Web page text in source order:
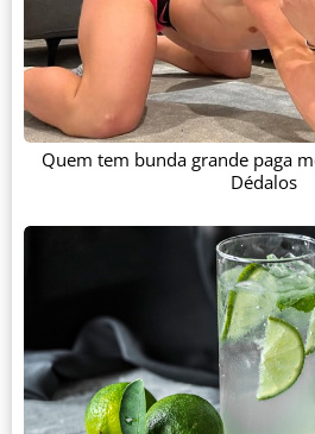
Quem tem bunda grande paga
Dédalos